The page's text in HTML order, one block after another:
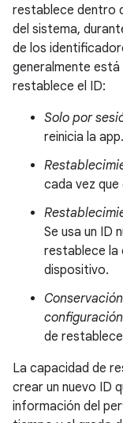
restablece dentro
del sistema,
de los
generalmente
restablece el ID:
Solo por
reinicia la app.
cada vez que
Se usa un ID
restablece la
dispositivo.
de
La capacidad de
crear un nuevo ID
información del